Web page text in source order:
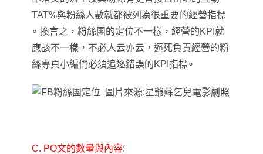
TAT%與粉絲人數就都被列為很重要的經營指標
∘ 換言之 ， 粉絲團的定位不一樣 ， 經營的KPI就
應該不一樣 ， 不必人云亦云 ， 逼死負責經營的粉
絲專頁小編們必須追逐錯誤的KPI指標∘
圖片來源:星爺蘇乞兒電影劇照
C. PO文的數量與內容: